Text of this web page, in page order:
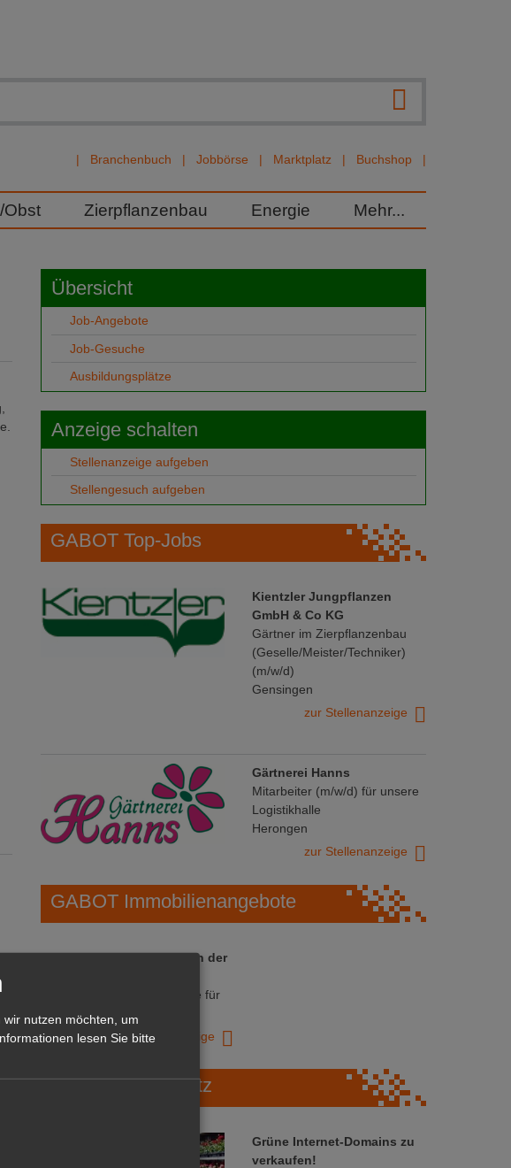
Branchenbuch Jobbörse Marktplatz Buchshop
Obst Zierpflanzenbau Energie Mehr...
Übersicht
Job-Angebote
Job-Gesuche
Ausbildungsplätze
Anzeige schalten
Stellenanzeige aufgeben
Stellengesuch aufgeben
GABOT Top-Jobs
Kientzler Jungpflanzen
GmbH & Co KG
Gärtner im Zierpflanzenbau
(Geselle/Meister/Techniker)
(m/w/d)
Gensingen
zur Stellenanzeige
Gärtnerei Hanns
Mitarbeiter (m/w/d) für unsere
Logistikhalle
Herongen
zur Stellenanzeige
GABOT Immobilienangebote
1A-Lage, ihre Chance in der
Repräsentative Immobilie für
IHREN Betrieb!
zur Anzeige
GABOT Marktplatz
Grüne Internet-Domains zu
verkaufen!
nutzen möchten, um
lesen Sie bitte